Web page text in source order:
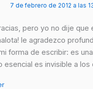
7 de febrero de 2012 a las
pero yo no dije que
le agradezco
forma de escribir: es
esencial es invisible a los